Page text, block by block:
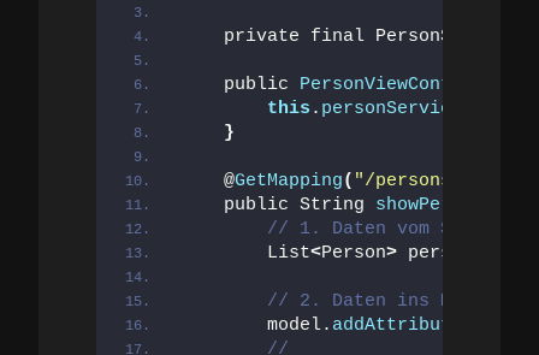
private final PersonService
    public
PersonViewController
this . personService
}
    @
GetMapping( "/persons"
    public String
showPersons
// 1. Daten vom Service
        List
<Person> persons =
// 2. Daten ins Model
        model.
addAttribute
//